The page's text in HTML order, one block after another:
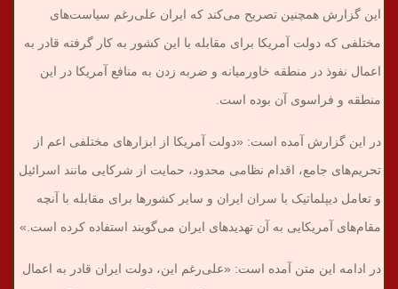
این گزارش همچنین تصریح می‌کند که ایران علی‌رغم سیاست‌های
مختلفی که دولت آمریکا برای مقابله با این کشور به کار گرفته قادر به
اعمال نفوذ در منطقه خاورمیانه و ضربه زدن به منافع آمریکا در این
منطقه و فراسوی آن بوده است.
در این گزارش آمده است: «دولت آمریکا از ابزارهای مختلفی اعم از
تحریم‌های جامع، اقدام نظامی محدود، حمایت از شرکایی مانند اسرائیل
و تعامل دیپلماتیک با سران ایران و سایر کشورها برای مقابله با آنچه
مقام‌های آمریکایی به آن تهدیدهای ایران می‌گویند استفاده کرده است.»
در ادامه این متن آمده است: «علی‌رغم این، دولت ایران قادر به اعمال